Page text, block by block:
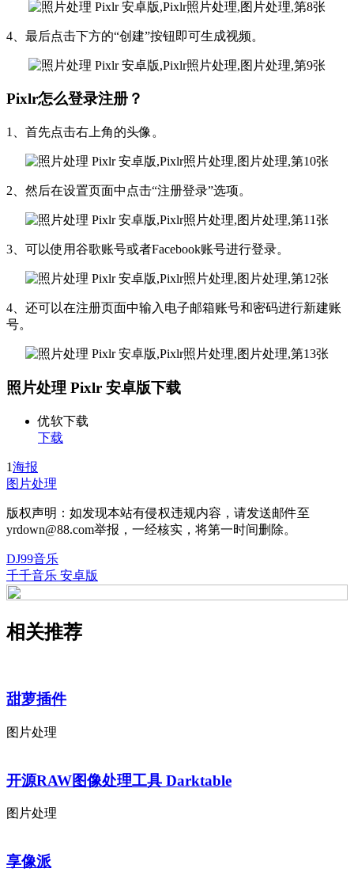
4、最后点击下方的“创建”按钮即可生成视频。
Pixlr怎么登录注册？
1、首先点击右上角的头像。
2、然后在设置页面中点击“注册登录”选项。
3、可以使用谷歌账号或者Facebook账号进行登录。
4、还可以在注册页面中输入电子邮箱账号和密码进行新建账
号。
照片处理 Pixlr 安卓版下载
优软下载
下载
1海报
图片处理
版权声明：如发现本站有侵权违规内容，请发送邮件至
yrdown@88.com举报，一经核实，将第一时间删除。
DJ99音乐
千千音乐 安卓版
相关推荐
甜萝插件
图片处理
开源RAW图像处理工具 Darktable
图片处理
享像派